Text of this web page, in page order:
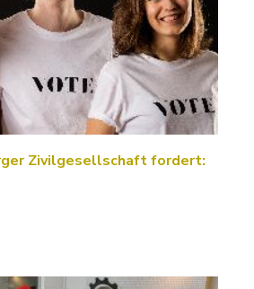
Zivilgesellschaft fordert: